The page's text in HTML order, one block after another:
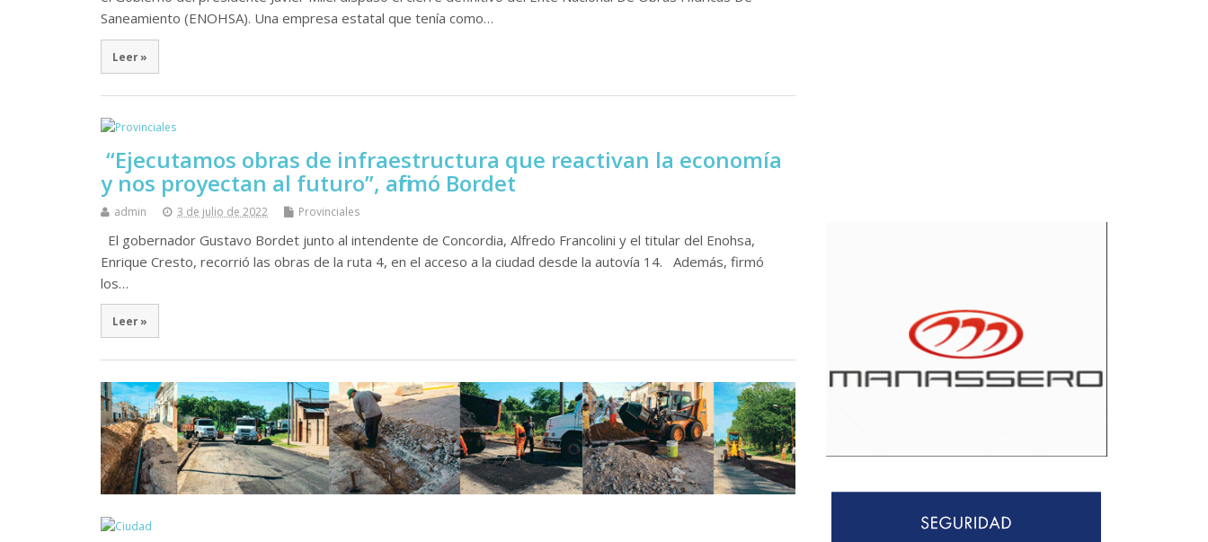
Saneamiento (ENOHSA). Una empresa estatal que tenía como…
Leer »
“Ejecutamos obras de infraestructura que reactivan la economía
y nos proyectan al futuro”, afirmó Bordet
admin 3 de julio de 2022 Provinciales
El gobernador Gustavo Bordet junto al intendente de Concordia, Alfredo Francolini y el titular del Enohsa,
Enrique Cresto, recorrió las obras de la ruta 4, en el acceso a la ciudad desde la autovía 14. Además, firmó
los…
Leer »